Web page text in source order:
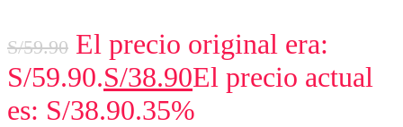
S/59.90 El precio original era:
S/59.90.S/38.90El precio actual
es: S/38.90.35%